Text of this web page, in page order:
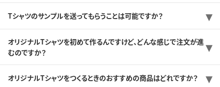
Tシャツのサンプルを送ってもらうことは可能ですか？
オリジナルTシャツを初めて作るんですけど、どんな感じで注文が進
むのですか？
オリジナルTシャツをつくるときのおすすめの商品はどれですか？